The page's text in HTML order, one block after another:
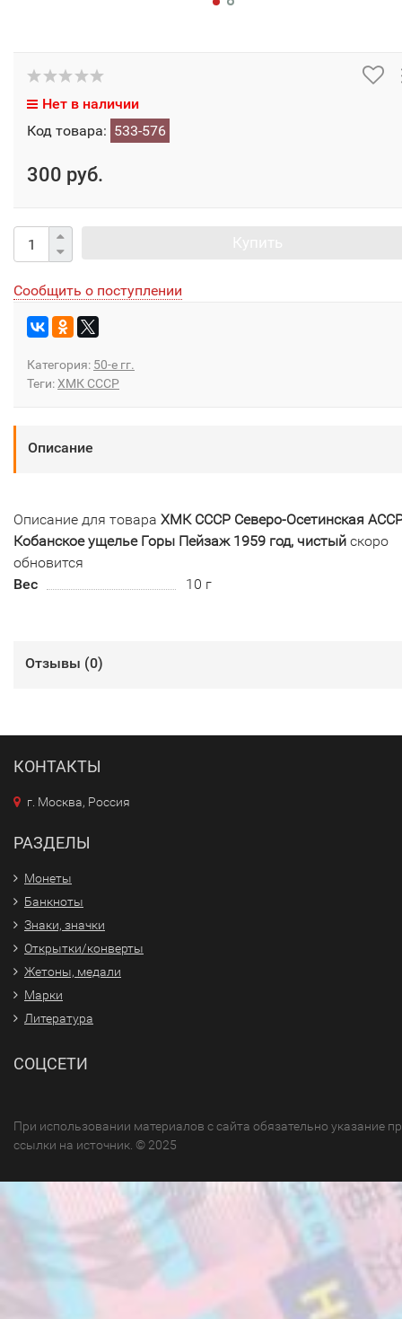
Нет в наличии
Код товара: 533-576
300 руб.
Сообщить о поступлении
Категория: 50-е гг.
Теги:ХМК СССР
Описание
Описание для товара ХМК СССР Северо-Осетинская
Кобанское ущелье Горы Пейзаж 1959 год, чистый скоро
обновится
Вес
10 г
Отзывы (0)
КОНТАКТЫ
г. Москва, Россия
РАЗДЕЛЫ
Монеты
Банкноты
Знаки, значки
Открытки/конверты
Жетоны, медали
Марки
Литература
СОЦСЕТИ
При использовании материалов с сайта обязательно указание
ссылки на источник. © 2025